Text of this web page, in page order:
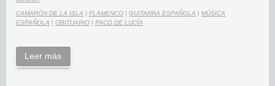
CAMARÓN DE LA ISLA | FLAMENCO | GUITARRA ESPAÑOLA | MÚSICA
ESPAÑOLA | OBITUARIO | PACO DE LUCÍA
Leer más